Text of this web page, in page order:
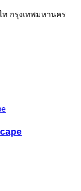
ท กรุงเทพมหานคร